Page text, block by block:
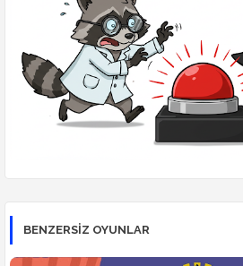
BENZERSİZ OYUNLAR